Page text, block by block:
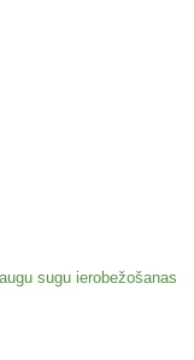
sugu ierobežošanas